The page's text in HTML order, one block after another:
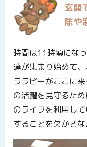
玄関
除や
時間は11時頃にな
達が集まり始めて
ララピーがここに
の活躍を見守るた
のライフを利用し
することを欠かさな